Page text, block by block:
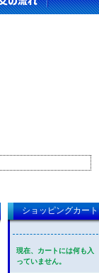
ショッピングカート
現在、カートには何も入
っていません。